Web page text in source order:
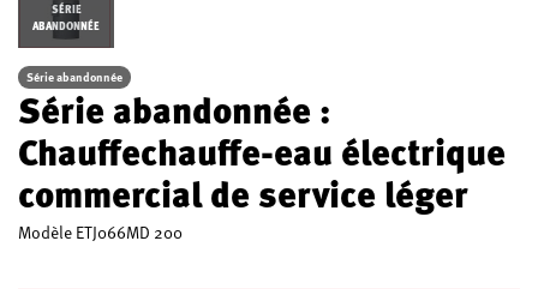
SÉRIE
ABANDONNÉE
Série abandonnée
Série abandonnée :
Chauffechauffe-eau électrique
commercial de service léger
ModèleETJ066MD 200